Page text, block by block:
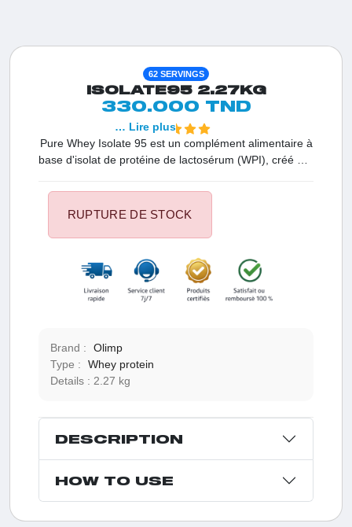
62 SERVINGS
ISOLATE95 2.27KG
330.000 TND
Pure Whey Isolate 95 est un complément alimentaire à
base d'isolat de protéine de lactosérum (WPI), créé par
Laboratories en utilisant la technologie de pointe
CFM®. Grâce à un procédé de microfiltration innovant,
niveau élevé de résistance à la dénaturation et
maintient une activité fonctionnelle. Avec sa
concentration élevée en acides aminés, ce produit
vous assure un soutien supplémentaire.
… Lire plus
RUPTURE DE STOCK
Brand :
Olimp
Type :
Whey protein
Details :
2.27 kg
DESCRIPTION
HOW TO USE